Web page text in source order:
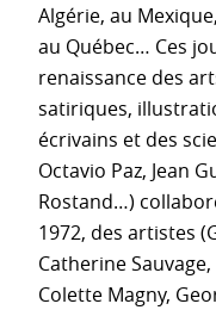
Algérie, au
au Québec… Ces
renaissance des
satiriques,
écrivains et des
Octavio Paz, Jean
Rostand…)
1972, des artistes
Catherine
Colette Magny,